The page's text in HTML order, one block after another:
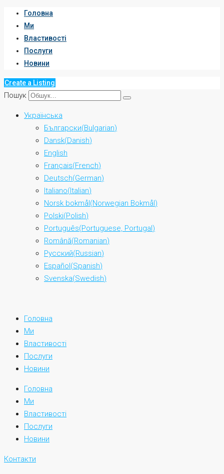
Головна
Ми
Властивості
Послуги
Новини
Create a Listing
Пошук
Українська
Български(Bulgarian)
Dansk(Danish)
English
Français(French)
Deutsch(German)
Italiano(Italian)
Norsk bokmål(Norwegian Bokmål)
Polski(Polish)
Português(Portuguese, Portugal)
Română(Romanian)
Русский(Russian)
Español(Spanish)
Svenska(Swedish)
Головна
Ми
Властивості
Послуги
Новини
Головна
Ми
Властивості
Послуги
Новини
Контакти